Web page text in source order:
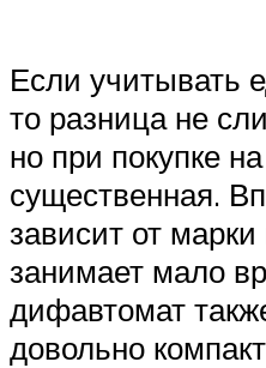
Если учитывать
то разница не
но при покупке
существенная.
зависит от
занимает мало
дифавтомат
довольно